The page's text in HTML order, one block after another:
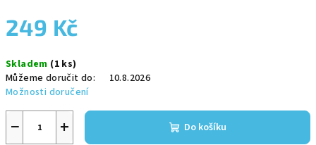
249 Kč
cena:
Skladem (1 ks)
Můžeme doručit do:
10.8.2026
Možnosti doručení
+
− Do košíku